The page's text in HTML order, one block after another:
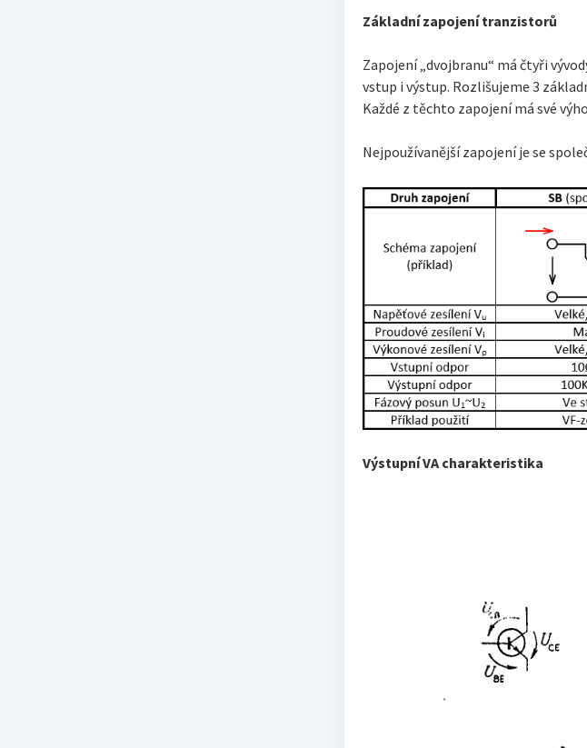
Základní zapojení tranzistorů
Zapojení „dvojbranu“ má čtyři
vstup i výstup. Rozlišujeme 3
Každé z těchto zapojení má své
Nejpoužívanější zapojení je se
Výstupní VA charakteristika